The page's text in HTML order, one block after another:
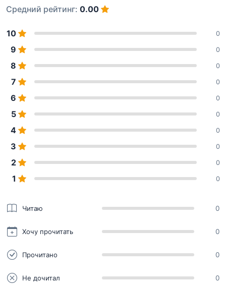
Средний рейтинг: 0.00
10 0
9 0
8 0
7 0
6 0
5 0
4 0
3 0
2 0
1 0
Читаю 0
Хочу прочитать 0
Прочитано 0
Не дочитал 0